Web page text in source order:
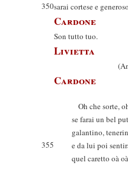
350sarai cortese e
Cardone
Son tutto tuo.
Livietta
(Amor fa
Cardone
Oh che sorte,
se farai un bel
galantino,
355
e da lui poi
quel caretto oà